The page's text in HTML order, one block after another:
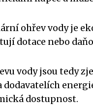
ohřev vody je
dotace nebo
vody jsou tedy
dodavatelích
dostupnost.